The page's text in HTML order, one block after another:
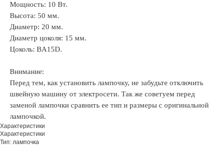
Мощность: 10 Вт.
Высота: 50 мм.
Диаметр: 20 мм.
Диаметр цоколя: 15 мм.
Цоколь: BA15D.
Внимание:
Перед тем, как установить лампочку, не забудьте отключить
швейную машину от электросети. Так же советуем перед
заменой лампочки сравнить ее тип и размеры с оригинальной
лампочкой.
Характеристики
Характеристики
Тип: лампочка